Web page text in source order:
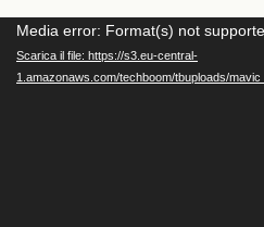
Video
Player
Media error: Format(s) not
Scarica il file: https://s3.eu-central-
1.amazonaws.com/techboom/tbuploads/